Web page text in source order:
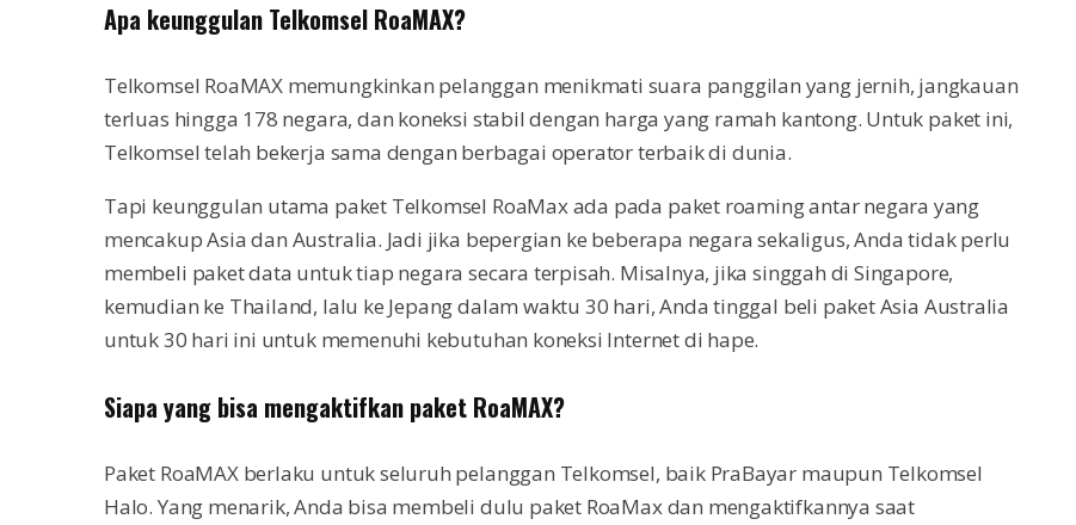
Apa keunggulan Telkomsel RoaMAX?
Telkomsel RoaMAX memungkinkan pelanggan menikmati suara panggilan yang jernih, jangkauan
terluas hingga 178 negara, dan koneksi stabil dengan harga yang ramah kantong. Untuk paket ini,
Telkomsel telah bekerja sama dengan berbagai operator terbaik di dunia.
Tapi keunggulan utama paket Telkomsel RoaMax ada pada paket roaming antar negara yang
mencakup Asia dan Australia. Jadi jika bepergian ke beberapa negara sekaligus, Anda tidak perlu
membeli paket data untuk tiap negara secara terpisah. Misalnya, jika singgah di Singapore,
kemudian ke Thailand, lalu ke Jepang dalam waktu 30 hari, Anda tinggal beli paket Asia Australia
untuk 30 hari ini untuk memenuhi kebutuhan koneksi Internet di hape.
Siapa yang bisa mengaktifkan paket RoaMAX?
Paket RoaMAX berlaku untuk seluruh pelanggan Telkomsel, baik PraBayar maupun Telkomsel
Halo. Yang menarik, Anda bisa membeli dulu paket RoaMax dan mengaktifkannya saat